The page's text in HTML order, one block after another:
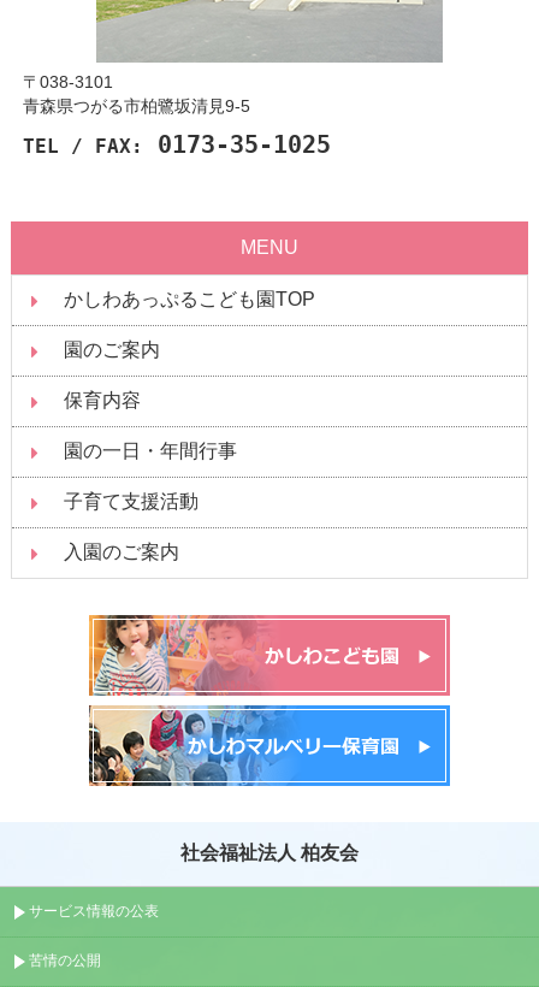
〒038-3101
青森県つがる市柏鷺坂清見9-5
TEL / FAX: 0173-35-1025
MENU
かしわあっぷるこども園TOP
園のご案内
保育内容
園の一日・年間行事
子育て支援活動
入園のご案内
社会福祉法人 柏友会
サービス情報の公表
苦情の公開